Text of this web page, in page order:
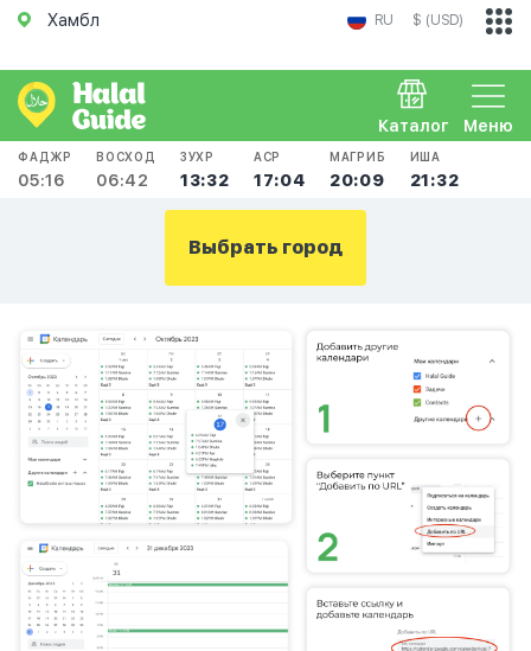
Хамбл RU $ (USD)
Меню
Каталог
ФАДЖР
05:16
ВОСХОД
06:42
ЗУХР
13:32
АСР
17:04
МАГРИБ
20:09
ИША
21:32
Выбрать город